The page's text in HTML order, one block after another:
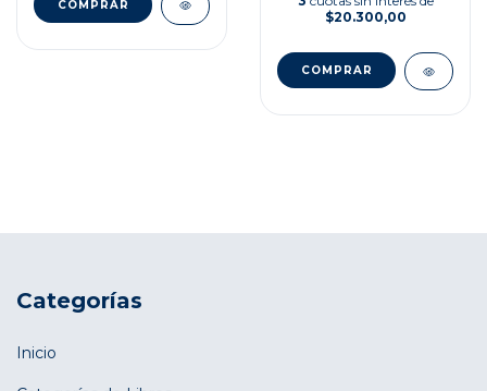
$20.300,00
Categorías
Inicio